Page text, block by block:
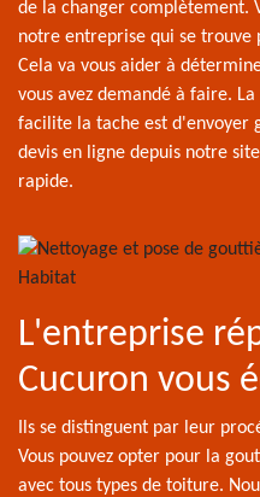
de la changer complètement.
notre entreprise qui se trouve
Cela va vous aider à
vous avez demandé à faire.
facilite la tache est d'envoyer
devis en ligne depuis notre
rapide.
L'entreprise
Cucuron vous
Ils se distinguent par leur
Vous pouvez opter pour la
avec tous types de toiture.